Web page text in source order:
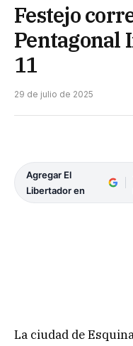
Festejo
Pentagonal
11
29 de julio de 2025
Agregar El
Libertador en
La ciudad de